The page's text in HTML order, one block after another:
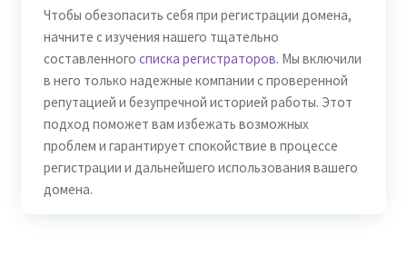
Чтобы обезопасить себя при регистрации домена,
начните с изучения нашего тщательно
составленного списка регистраторов. Мы включили
в него только надежные компании с проверенной
репутацией и безупречной историей работы. Этот
подход поможет вам избежать возможных
проблем и гарантирует спокойствие в процессе
регистрации и дальнейшего использования вашего
домена.